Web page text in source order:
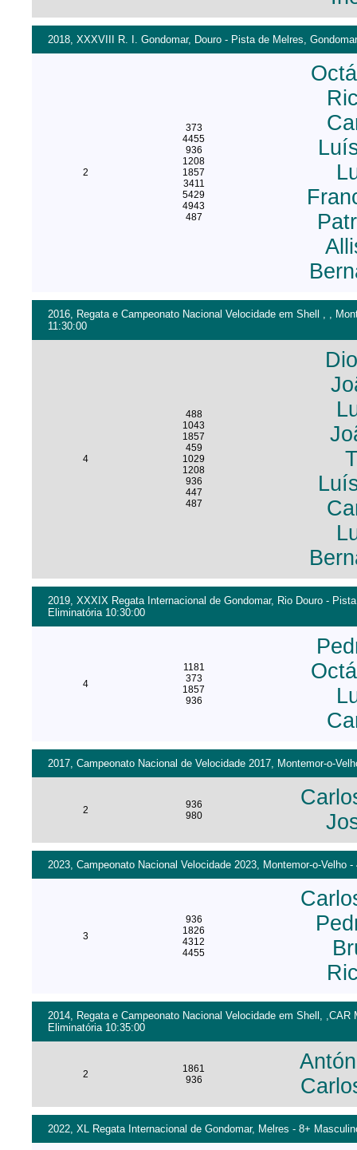
2018, XXXVIII R. I. Gondomar, Douro - Pista de Melres,
2
373
4455
936
1208
1857
3411
5429
4943
487
2016, Regata e Campeonato Nacional Velocidade em Shell , ,
11:30:00
4
488
1043
1857
459
1029
1208
936
447
487
2019, XXXIX Regata Internacional de Gondomar, Rio Douro -
Eliminatória 10:30:00
4
1181
373
1857
936
2017, Campeonato Nacional de Velocidade 2017, Montemor-o-
2
936
980
2023, Campeonato Nacional Velocidade 2023, Montemor-o-Velho
3
936
1826
4312
4455
2014, Regata e Campeonato Nacional Velocidade em Shell,
Eliminatória 10:35:00
2
1861
936
2022, XL Regata Internacional de Gondomar, Melres - 8+